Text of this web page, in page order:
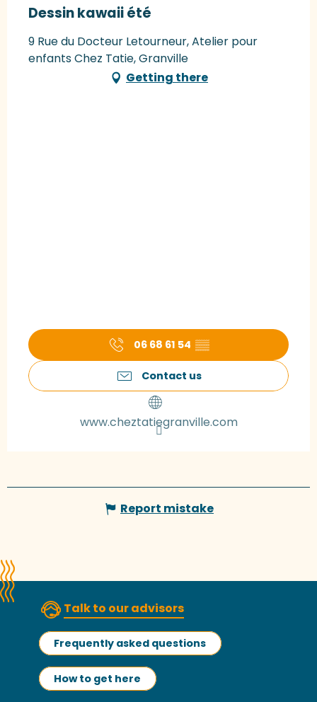
Dessin kawaii été
9 Rue du Docteur Letourneur, Atelier pour
enfants Chez Tatie, Granville
Getting there
06 68 61 54 ▒▒
Contact us
www.cheztatiegranville.com
Report mistake
Talk to our advisors
Frequently asked questions
How to get here